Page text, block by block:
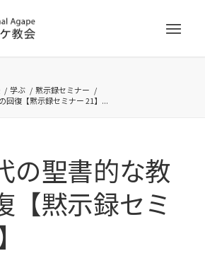
/ 学ぶ / 黙示録セミナー /
回復【黙示録セミナー 21】...
の聖書的な教
【黙示録セミ